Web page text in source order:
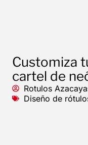
Customiza
cartel de
Rotulos
Diseño de